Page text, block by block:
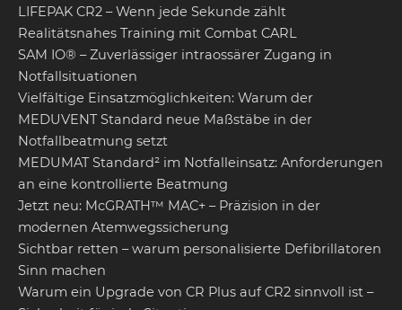
LIFEPAK CR2 – Wenn jede Sekunde zählt
Realitätsnahes Training mit Combat CARL
SAM IO® – Zuverlässiger intraossärer Zugang in
Notfallsituationen
Vielfältige Einsatzmöglichkeiten: Warum der
MEDUVENT Standard neue Maßstäbe in der
Notfallbeatmung setzt
MEDUMAT Standard² im Notfalleinsatz: Anforderungen
an eine kontrollierte Beatmung
Jetzt neu: McGRATH™ MAC+ – Präzision in der
modernen Atemwegssicherung
Sichtbar retten – warum personalisierte Defibrillatoren
Sinn machen
Warum ein Upgrade von CR Plus auf CR2 sinnvoll ist –